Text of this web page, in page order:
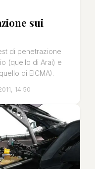
sui
di penetrazione
(quello di Arai) e
di EICMA).
14:50